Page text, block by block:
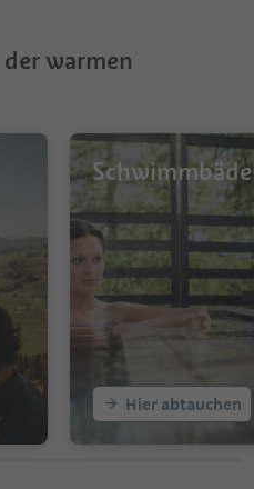
warmen
Hier abtauchen